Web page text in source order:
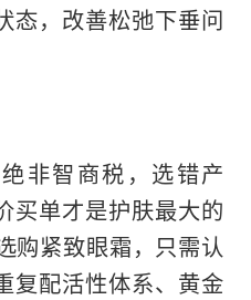
态，改善松弛下垂问
非智商税，选错产
买单才是护肤最大的
购紧致眼霜，只需认
复配活性体系、黄金